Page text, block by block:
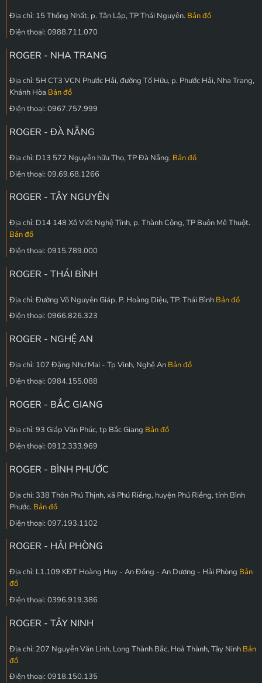
Địa chỉ: 15 Thống Nhất, p. Tân Lập, TP Thái Nguyên. Bản đồ
Điện thoại: 0988.711.070
ROGER - NHA TRANG
Địa chỉ: 5H CT3 VCN Phước Hải, đường Tố Hữu, p. Phước Hải, Nha Trang,
Khánh Hòa Bản đồ
Điện thoại: 0967.757.999
ROGER - ĐÀ NẴNG
Địa chỉ: D13 572 Nguyễn hữu Thọ, TP Đà Nẵng. Bản đồ
Điện thoại: 09.69.68.1266
ROGER - TÂY NGUYÊN
Địa chỉ: D14 148 Xô Viết Nghệ Tĩnh, p. Thành Công, TP Buôn Mê Thuột.
Bản đồ
Điện thoại: 0915.789.000
ROGER - THÁI BÌNH
Địa chỉ: Đường Võ Nguyên Giáp, P. Hoàng Diệu, TP. Thái Bình Bản đồ
Điện thoại: 0966.826.323
ROGER - NGHỆ AN
Địa chỉ: 107 Đặng Như Mai - Tp Vinh, Nghệ An Bản đồ
Điện thoại: 0984.155.088
ROGER - BẮC GIANG
Địa chỉ: 93 Giáp Văn Phúc, tp Bắc Giang Bản đồ
Điện thoại: 0912.333.969
ROGER - BÌNH PHƯỚC
Địa chỉ: 338 Thôn Phú Thịnh, xã Phú Riềng, huyện Phú Riềng, tỉnh Bình
Phước. Bản đồ
Điện thoại: 097.193.1102
ROGER - HẢI PHÒNG
Địa chỉ: L1.109 KĐT Hoàng Huy - An Đồng - An Dương - Hải Phòng Bản
đồ
Điện thoại: 0396.919.386
ROGER - TÂY NINH
Địa chỉ: 207 Nguyễn Văn Linh, Long Thành Bắc, Hoà Thành, Tây Ninh Bản
đồ
Điện thoại: 0918.150.135